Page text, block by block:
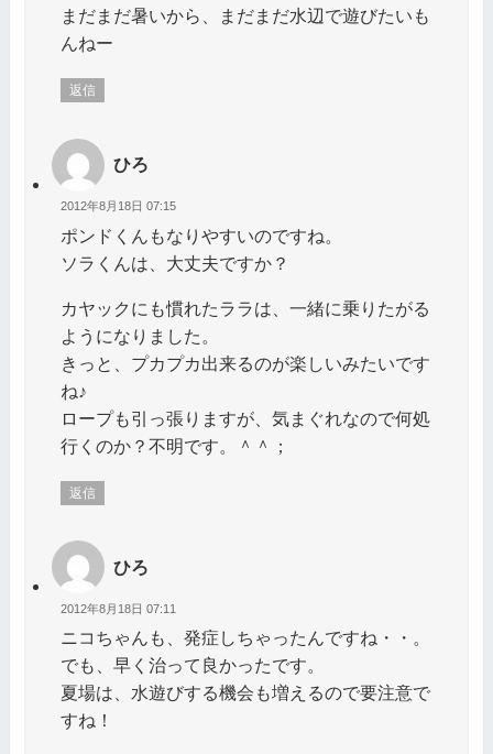
まだまだ暑いから、まだまだ水辺で遊びたいも
んねー
返信
ひろ
2012年8月18日 07:15
ポンドくんもなりやすいのですね。
ソラくんは、大丈夫ですか？
カヤックにも慣れたララは、一緒に乗りたがる
ようになりました。
きっと、プカプカ出来るのが楽しいみたいです
ね♪
ロープも引っ張りますが、気まぐれなので何処
行くのか？不明です。＾＾；
返信
ひろ
2012年8月18日 07:11
ニコちゃんも、発症しちゃったんですね・・。
でも、早く治って良かったです。
夏場は、水遊びする機会も増えるので要注意で
すね！